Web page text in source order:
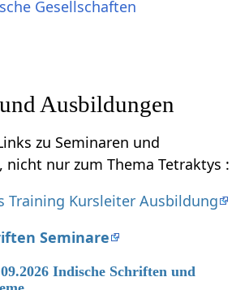
Gesellschaften
Ausbildungen
zu Seminaren und
nicht nur zum Thema Tetraktys :
Training Kursleiter Ausbildung
Seminare
Indische Schriften und